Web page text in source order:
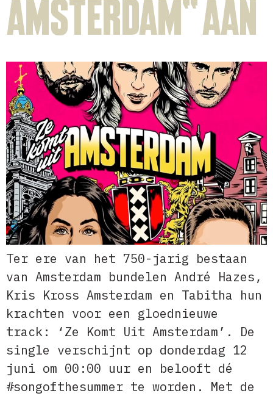
Amsterdam” aan
Ter ere van het 750-jarig bestaan
van Amsterdam bundelen André Hazes,
Kris Kross Amsterdam en Tabitha hun
krachten voor een gloednieuwe
track: ‘Ze Komt Uit Amsterdam’. De
single verschijnt op donderdag 12
juni om 00:00 uur en belooft dé
#songofthesummer te worden. Met de